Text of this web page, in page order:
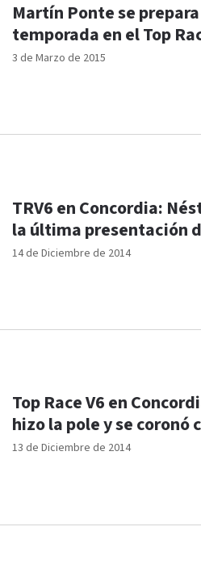
3 de Marzo de 2015
Martín Ponte se
temporada en el Top
14 de Diciembre de 2014
TRV6 en Concordia:
la última presentación
13 de Diciembre de 2014
Top Race V6 en
hizo la pole y se coronó